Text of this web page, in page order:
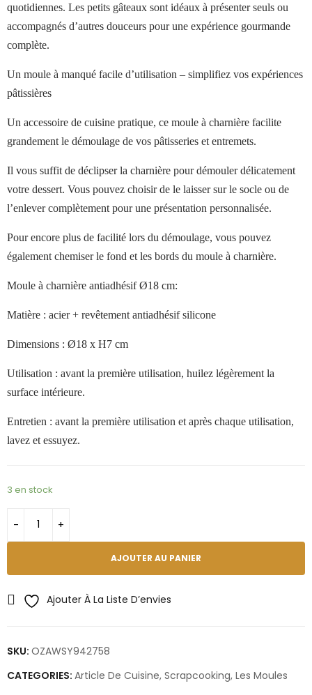
quotidiennes. Les petits gâteaux sont idéaux à présenter seuls ou
accompagnés d’autres douceurs pour une expérience gourmande
complète.
Un moule à manqué facile d’utilisation – simplifiez vos expériences
pâtissières
Un accessoire de cuisine pratique, ce moule à charnière facilite
grandement le démoulage de vos pâtisseries et entremets.
Il vous suffit de déclipser la charnière pour démouler délicatement
votre dessert. Vous pouvez choisir de le laisser sur le socle ou de
l’enlever complètement pour une présentation personnalisée.
Pour encore plus de facilité lors du démoulage, vous pouvez
également chemiser le fond et les bords du moule à charnière.
Moule à charnière antiadhésif Ø18 cm:
Matière : acier + revêtement antiadhésif silicone
Dimensions : Ø18 x H7 cm
Utilisation : avant la première utilisation, huilez légèrement la
surface intérieure.
Entretien : avant la première utilisation et après chaque utilisation,
lavez et essuyez.
3 en stock
AJOUTER AU PANIER
Ajouter À La Liste D’envies
SKU: OZAWSY942758
CATEGORIES: Article De Cuisine, Scrapcooking, Les Moules